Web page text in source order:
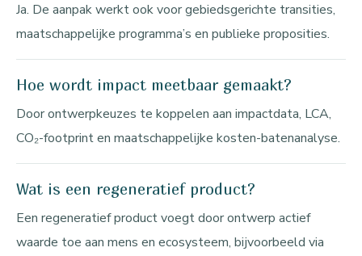
Ja. De aanpak werkt ook voor gebiedsgerichte transities,
maatschappelijke programma’s en publieke proposities.
Hoe wordt impact meetbaar gemaakt?
Door ontwerpkeuzes te koppelen aan impactdata, LCA,
CO₂-footprint en maatschappelijke kosten-batenanalyse.
Wat is een regeneratief product?
Een regeneratief product voegt door ontwerp actief
waarde toe aan mens en ecosysteem, bijvoorbeeld via